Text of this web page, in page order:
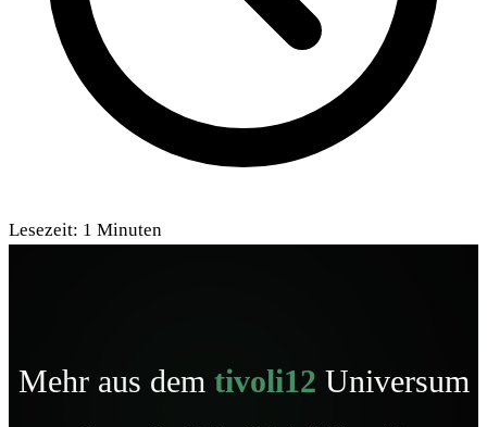
Lesezeit: 1 Minuten
Mehr aus dem tivoli12 Universum